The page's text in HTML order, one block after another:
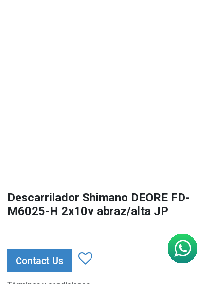
Descarrilador Shimano DEORE FD-
M6025-H 2x10v abraz/alta JP
Contact Us